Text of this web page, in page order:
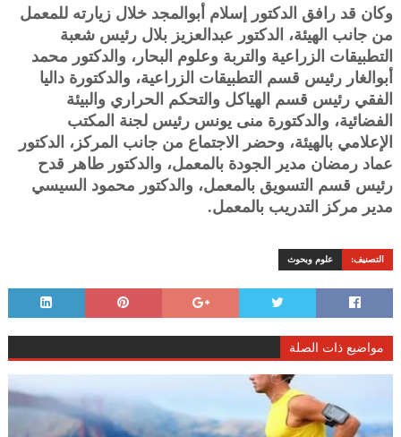
وكان قد رافق الدكتور إسلام أبوالمجد خلال زيارته للمعمل
من جانب الهيئة، الدكتور عبدالعزيز بلال رئيس شعبة
التطبيقات الزراعية والتربة وعلوم البحار، والدكتور محمد
أبوالغار رئيس قسم التطبيقات الزراعية، والدكتورة داليا
الفقي رئيس قسم الهياكل والتحكم الحراري والبيئة
الفضائية، والدكتورة منى يونس رئيس لجنة المكتب
الإعلامي بالهيئة، وحضر الاجتماع من جانب المركز، الدكتور
عماد رمضان مدير الجودة بالمعمل، والدكتور طاهر قدح
رئيس قسم التسويق بالمعمل، والدكتور محمود السيسي
مدير مركز التدريب بالمعمل.
التصنيف: علوم وبحوث
مواضيع ذات الصلة